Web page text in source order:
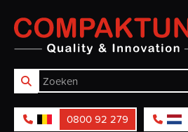
Compaktuna
0800 92 279